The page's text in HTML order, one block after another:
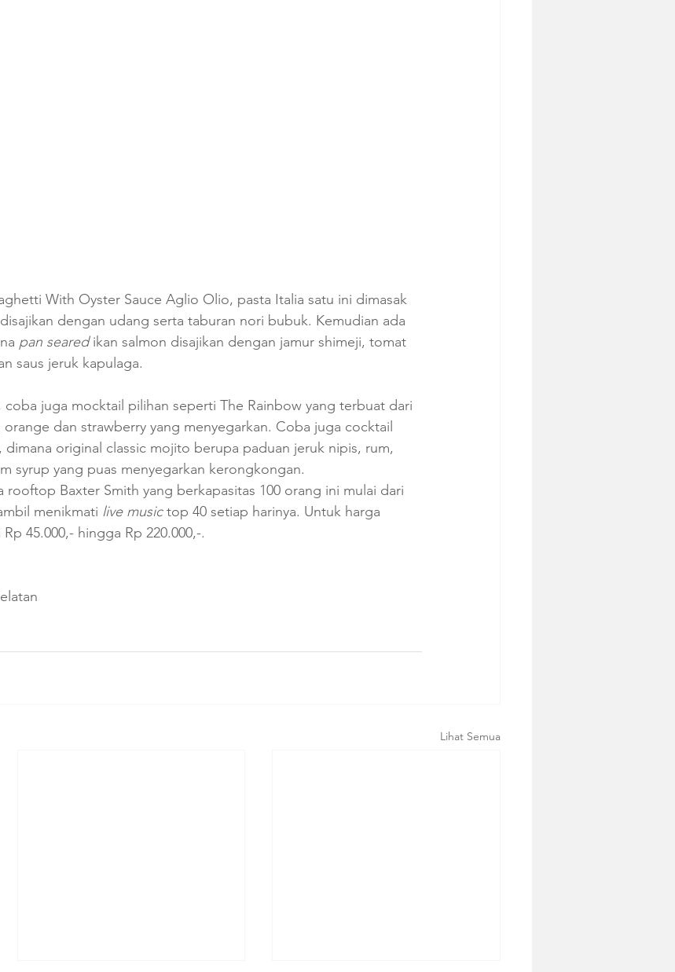
With Oyster Sauce Aglio Olio, pasta Italia satu ini dimasak
dengan udang serta taburan nori bubuk. Kemudian ada
pan seared ikan salmon disajikan dengan jamur shimeji, tomat
saus jeruk kapulaga.
coba juga mocktail pilihan seperti The Rainbow yang terbuat dari
dan strawberry yang menyegarkan. Coba juga cocktail
original classic mojito berupa paduan jeruk nipis, rum,
syrup yang puas menyegarkan kerongkongan.
rooftop Baxter Smith yang berkapasitas 100 orang ini mulai dari
menikmati live music top 40 setiap harinya. Untuk harga
45.000,- hingga Rp 220.000,-.
Lihat Semua